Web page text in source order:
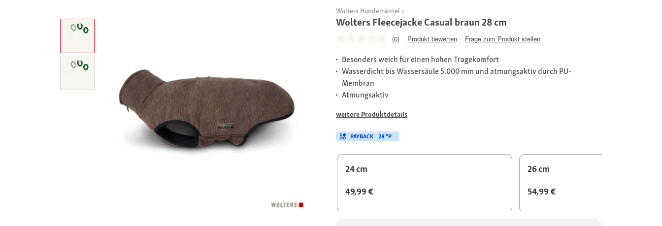
Wolters Hundemäntel
Wolters Fleecejacke Casual braun 28 cm
(0) Produkt bewerten Frage zum Produkt stellen
Besonders weich für einen hohen Tragekomfort
Wasserdicht bis Wassersäule 5.000 mm und atmungsaktiv durch PU-
Membran
Atmungsaktiv
weitere Produktdetails
PAYBACK 28 °P
24 cm
49,99 €
26 cm
54,99 €